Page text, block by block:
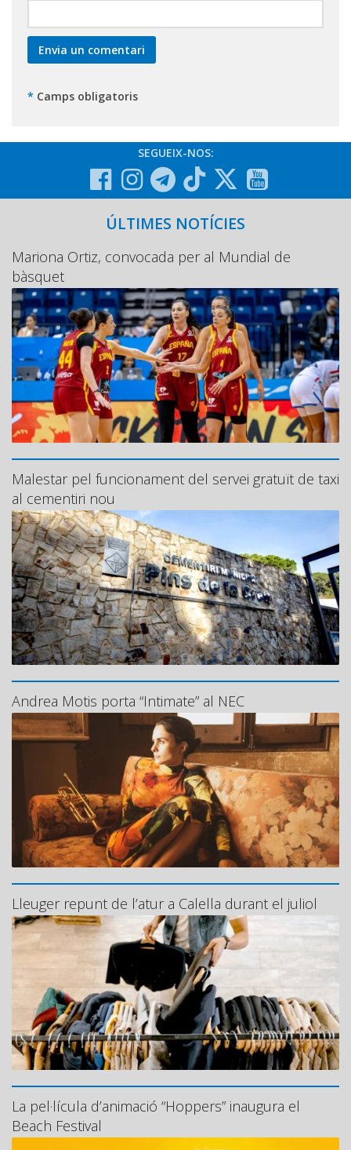
* Camps obligatoris
SEGUEIX-NOS:
ÚLTIMES NOTÍCIES
Mariona Ortiz, convocada per al Mundial de
bàsquet
Malestar pel funcionament del servei gratuït de taxi
al cementiri nou
Andrea Motis porta “Intimate” al NEC
Lleuger repunt de l’atur a Calella durant el juliol
La pel·lícula d’animació “Hoppers” inaugura el
Beach Festival